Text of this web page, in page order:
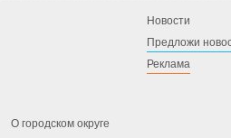
Новости
Предложи
Реклама
О городском округе